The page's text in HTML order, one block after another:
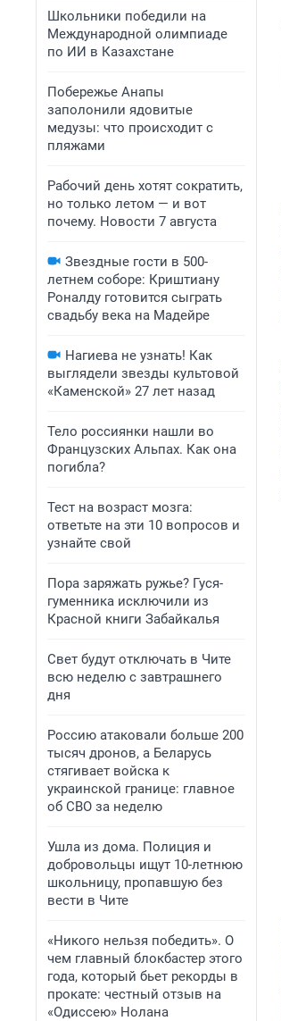
Школьники победили на
Международной олимпиаде
по ИИ в Казахстане
Побережье Анапы
заполонили ядовитые
медузы: что происходит с
пляжами
Рабочий день хотят сократить,
но только летом — и вот
почему. Новости 7 августа
Звездные гости в 500-
летнем соборе: Криштиану
Роналду готовится сыграть
свадьбу века на Мадейре
Нагиева не узнать! Как
выглядели звезды культовой
«Каменской» 27 лет назад
Тело россиянки нашли во
Французских Альпах. Как она
погибла?
Тест на возраст мозга:
ответьте на эти 10 вопросов и
узнайте свой
Пора заряжать ружье? Гуся-
гуменника исключили из
Красной книги Забайкалья
Свет будут отключать в Чите
всю неделю с завтрашнего
дня
Россию атаковали больше 200
тысяч дронов, а Беларусь
стягивает войска к
украинской границе: главное
об СВО за неделю
Ушла из дома. Полиция и
добровольцы ищут 10-летнюю
школьницу, пропавшую без
вести в Чите
«Никого нельзя победить». О
чем главный блокбастер этого
года, который бьет рекорды в
прокате: честный отзыв на
«Одиссею» Нолана